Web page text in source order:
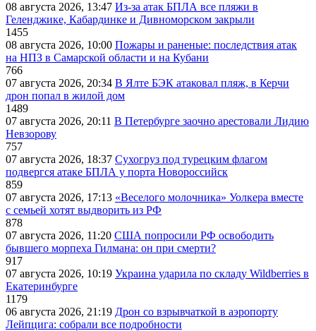
08 августа 2026, 13:47 Из-за атак БПЛА все пляжи в
Геленджике, Кабардинке и Дивноморском закрыли
1455
08 августа 2026, 10:00 Пожары и раненые: последствия атак
на НПЗ в Самарской области и на Кубани
766
07 августа 2026, 20:34 В Ялте БЭК атаковал пляж, в Керчи
дрон попал в жилой дом
1489
07 августа 2026, 20:11 В Петербурге заочно арестовали Лидию
Невзорову
757
07 августа 2026, 18:37 Сухогруз под турецким флагом
подвергся атаке БПЛА у порта Новороссийск
859
07 августа 2026, 17:13 «Веселого молочника» Уолкера вместе
с семьей хотят выдворить из РФ
878
07 августа 2026, 11:20 США попросили РФ освободить
бывшего морпеха Гилмана: он при смерти?
917
07 августа 2026, 10:19 Украина ударила по складу Wildberries в
Екатеринбурге
1179
06 августа 2026, 21:19 Дрон со взрывчаткой в аэропорту
Лейпцига: собрали все подробности